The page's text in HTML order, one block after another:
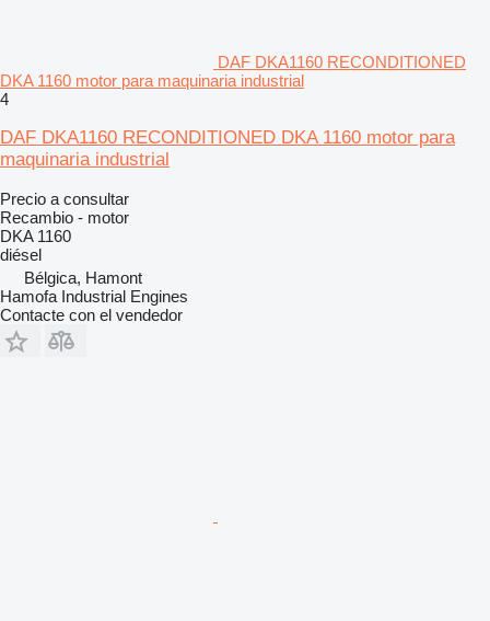
DAF DKA1160 RECONDITIONED
DKA 1160 motor para maquinaria industrial
4
DAF DKA1160 RECONDITIONED DKA 1160 motor para
maquinaria industrial
Precio a consultar
Recambio - motor
DKA 1160
diésel
Bélgica, Hamont
Hamofa Industrial Engines
Contacte con el vendedor